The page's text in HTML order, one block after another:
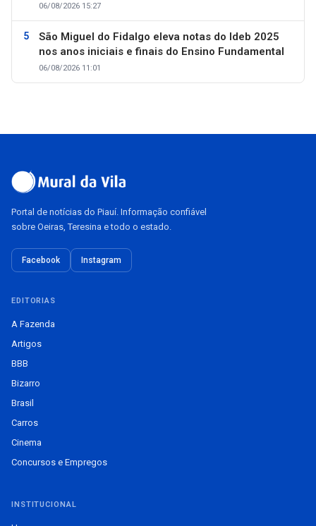
06/08/2026 15:27
São Miguel do Fidalgo eleva notas do Ideb 2025
nos anos iniciais e finais do Ensino Fundamental
06/08/2026 11:01
Portal de notícias do Piauí. Informação confiável
sobre Oeiras, Teresina e todo o estado.
Facebook Instagram
EDITORIAS
A Fazenda
Artigos
BBB
Bizarro
Brasil
Carros
Cinema
Concursos e Empregos
INSTITUCIONAL